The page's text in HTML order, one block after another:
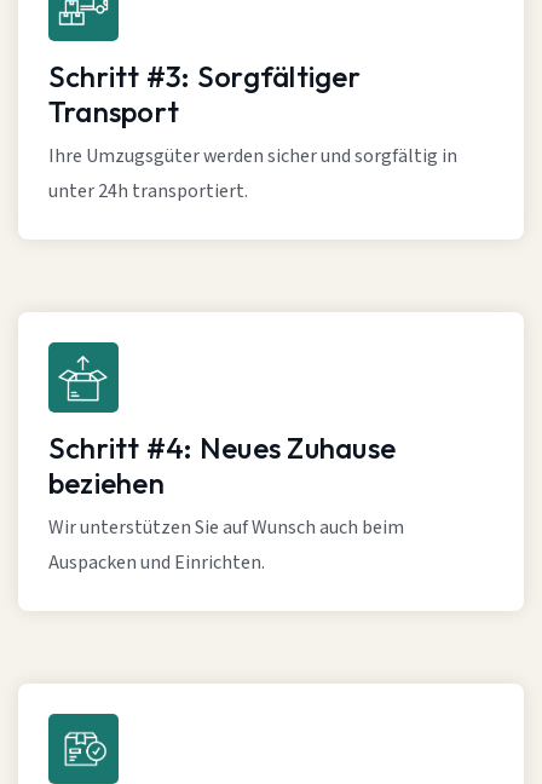
Schritt #3: Sorgfältiger
Transport
Ihre Umzugsgüter werden sicher und sorgfältig in
unter 24h transportiert.
Schritt #4: Neues Zuhause
beziehen
Wir unterstützen Sie auf Wunsch auch beim
Auspacken und Einrichten.